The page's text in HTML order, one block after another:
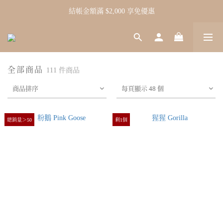
結帳金額滿 $2,000 享免優惠
全部商品 111 件商品
商品排序 每頁顯示 48 個
總銷量＞50 剩1個